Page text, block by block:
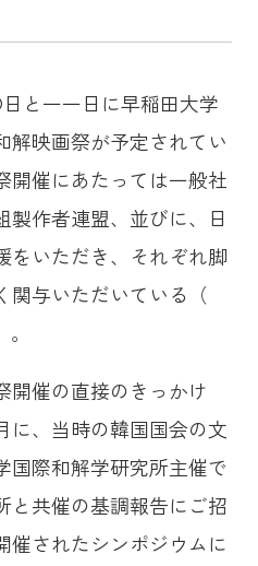
と一一日に早稲田大学
解映画祭が予定されてい
開催にあたっては一般社
製作者連盟、並びに、日
をいただき、それぞれ脚
関与いただいている（
。
開催の直接のきっかけ
に、当時の韓国国会の文
国際和解学研究所主催で
と共催の基調報告にご招
催されたシンポジウムに